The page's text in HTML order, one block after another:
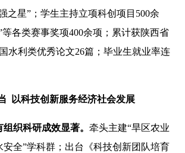
之星”；学生主持立项科创项目500余
等各类赛事奖项400余项；累计获陕西省
水利类优秀论文26篇；毕业生就业率连
以科技创新服务经济社会发展
织科研成效显著。 牵头主建“旱区农业
全”学科群；出台《科技创新团队培育